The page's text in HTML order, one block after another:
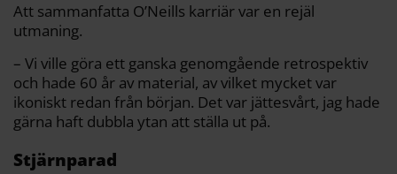
Att sammanfatta O’Neills karriär var en rejäl
utmaning.
– Vi ville göra ett ganska genomgående retrospektiv
och hade 60 år av material, av vilket mycket var
ikoniskt redan från början. Det var jättesvårt, jag hade
gärna haft dubbla ytan att ställa ut på.
Stjärnparad